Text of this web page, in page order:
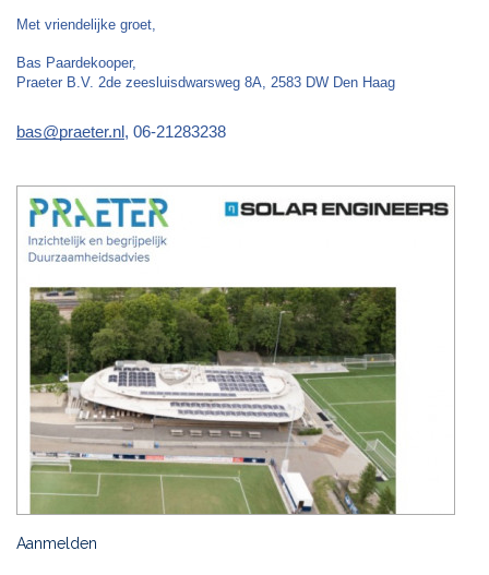
Met vriendelijke groet,
Bas Paardekooper,
Praeter B.V. 2de zeesluisdwarsweg 8A, 2583 DW Den Haag
bas@praeter.nl , 06-21283238
Aanmelden